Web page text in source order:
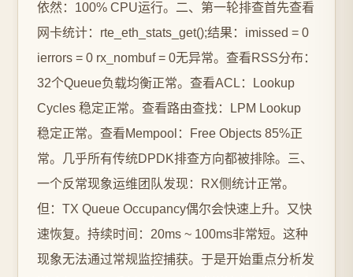
依然：100% CPU运行。二、第一轮排查首先查看
网卡统计：rte_eth_stats_get();结果：imissed = 0
ierrors = 0 rx_nombuf = 0无异常。查看RSS分布：
32个Queue负载均衡正常。查看ACL：Lookup
Cycles 稳定正常。查看路由查找：LPM Lookup
稳定正常。查看Mempool：Free Objects 85%正
常。几乎所有传统DPDK排查方向都被排除。三、
一个反常现象运维团队发现：RX侧统计正常。
但：TX Queue Occupancy偶尔会快速上升。又快
速恢复。持续时间：20ms ~ 100ms非常短。这种
现象无法通过常规监控捕获。于是开始重点分析发